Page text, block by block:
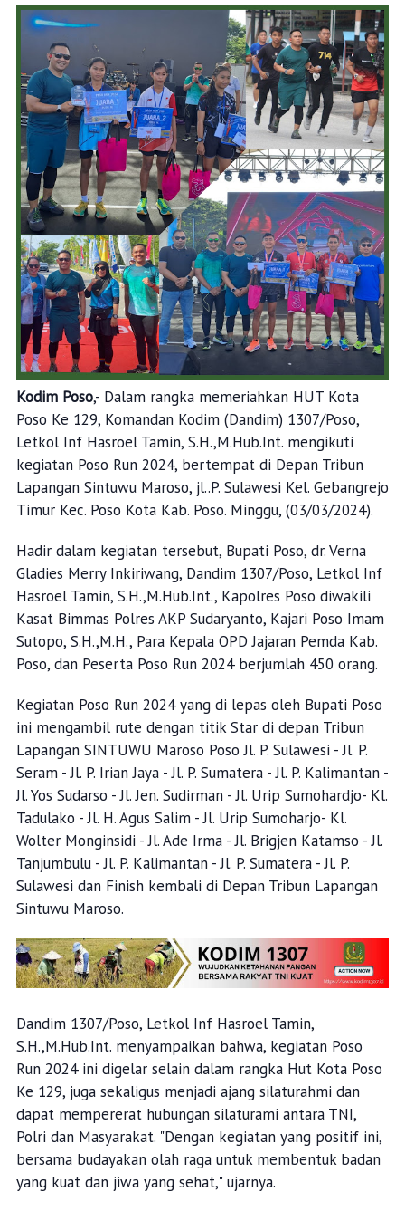
Kodim Poso,- Dalam rangka memeriahkan HUT Kota
Poso Ke 129, Komandan Kodim (Dandim) 1307/Poso,
Letkol Inf Hasroel Tamin, S.H.,M.Hub.Int. mengikuti
kegiatan Poso Run 2024, bertempat di Depan Tribun
Lapangan Sintuwu Maroso, jl..P. Sulawesi Kel. Gebangrejo
Timur Kec. Poso Kota Kab. Poso. Minggu, (03/03/2024).
Hadir dalam kegiatan tersebut, Bupati Poso, dr. Verna
Gladies Merry Inkiriwang, Dandim 1307/Poso, Letkol Inf
Hasroel Tamin, S.H.,M.Hub.Int., Kapolres Poso diwakili
Kasat Bimmas Polres AKP Sudaryanto, Kajari Poso Imam
Sutopo, S.H.,M.H., Para Kepala OPD Jajaran Pemda Kab.
Poso, dan Peserta Poso Run 2024 berjumlah 450 orang.
Kegiatan Poso Run 2024 yang di lepas oleh Bupati Poso
ini mengambil rute dengan titik Star di depan Tribun
Lapangan SINTUWU Maroso Poso Jl. P. Sulawesi - Jl. P.
Seram - Jl. P. Irian Jaya - Jl. P. Sumatera - Jl. P. Kalimantan -
Jl. Yos Sudarso - Jl. Jen. Sudirman - Jl. Urip Sumohardjo- Kl.
Tadulako - Jl. H. Agus Salim - Jl. Urip Sumoharjo- Kl.
Wolter Monginsidi - Jl. Ade Irma - Jl. Brigjen Katamso - Jl.
Tanjumbulu - Jl. P. Kalimantan - Jl. P. Sumatera - Jl. P.
Sulawesi dan Finish kembali di Depan Tribun Lapangan
Sintuwu Maroso.
Dandim 1307/Poso, Letkol Inf Hasroel Tamin,
S.H.,M.Hub.Int. menyampaikan bahwa, kegiatan Poso
Run 2024 ini digelar selain dalam rangka Hut Kota Poso
Ke 129, juga sekaligus menjadi ajang silaturahmi dan
dapat mempererat hubungan silaturami antara TNI,
Polri dan Masyarakat. "Dengan kegiatan yang positif ini,
bersama budayakan olah raga untuk membentuk badan
yang kuat dan jiwa yang sehat," ujarnya.